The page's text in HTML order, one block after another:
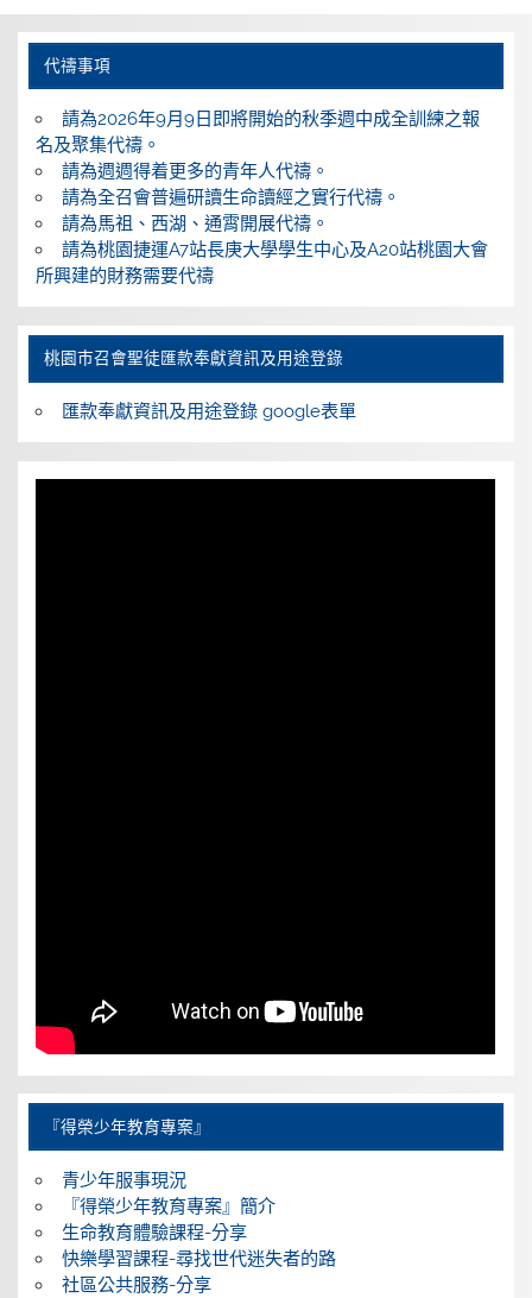
代禱事項
請為2026年9月9日即將開始的秋季週中成全訓練之報
名及聚集代禱。
請為週週得着更多的青年人代禱。
請為全召會普遍研讀生命讀經之實行代禱。
請為馬祖、西湖、通霄開展代禱。
請為桃園捷運A7站長庚大學學生中心及A20站桃園大會
所興建的財務需要代禱
桃園巿召會聖徒匯款奉獻資訊及用途登錄
匯款奉獻資訊及用途登錄 google表單
『得榮少年教育專案』
青少年服事現況
『得榮少年教育專案』簡介
生命教育體驗課程-分享
快樂學習課程-尋找世代迷失者的路
社區公共服務-分享